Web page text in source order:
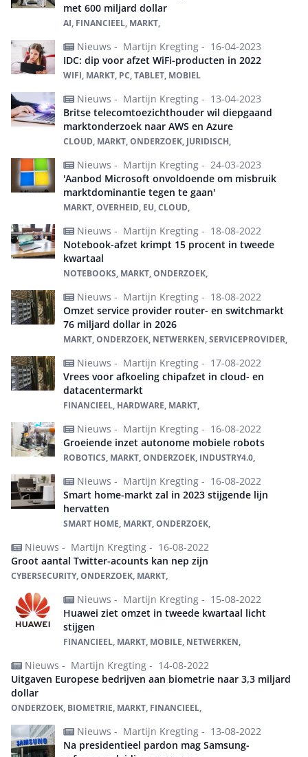
met 600 miljard dollar
AI, FINANCIEEL, MARKT,
Nieuws - Martijn Kregting - 16-04-2023
IDC: dip voor afzet WiFi-producten in 2022
WIFI, MARKT, PC, TABLET, MOBIEL
Nieuws - Martijn Kregting - 13-04-2023
Britse telecomtoezichthouder wil diepgaand
marktonderzoek naar AWS en Azure
CLOUD, MARKT, ONDERZOEK, JURIDISCH,
Nieuws - Martijn Kregting - 24-03-2023
'Aanbod Microsoft onvoldoende om misbruik
marktdominantie tegen te gaan'
MARKT, OVERHEID, EU, CLOUD,
Nieuws - Martijn Kregting - 18-08-2022
Notebook-afzet krimpt 15 procent in tweede
kwartaal
NOTEBOOKS, MARKT, ONDERZOEK,
Nieuws - Martijn Kregting - 18-08-2022
Omzet service provider router- en switchmarkt
76 miljard dollar in 2026
MARKT, ONDERZOEK, NETWERKEN, SERVICEPROVIDER,
Nieuws - Martijn Kregting - 17-08-2022
Vrees voor afkoeling chipafzet in cloud- en
datacentermarkt
FINANCIEEL, HARDWARE, MARKT,
Nieuws - Martijn Kregting - 16-08-2022
Groeiende inzet autonome mobiele robots
ROBOTICS, MARKT, ONDERZOEK, INDUSTRY4.0,
Nieuws - Martijn Kregting - 16-08-2022
Smart home-markt zal in 2023 stijgende lijn
hervatten
SMART HOME, MARKT, ONDERZOEK,
Nieuws - Martijn Kregting - 16-08-2022
Groot aantal Twitter-acounts kan nep zijn
CYBERSECURITY, ONDERZOEK, MARKT,
Nieuws - Martijn Kregting - 15-08-2022
Huawei ziet omzet in tweede kwartaal licht
stijgen
FINANCIEEL, MARKT, MOBILE, NETWERKEN,
Nieuws - Martijn Kregting - 14-08-2022
Uitgaven Europese bedrijven aan biometrie naar 3,3 miljard
dollar
ONDERZOEK, BIOMETRIE, MARKT, FINANCIEEL,
Nieuws - Martijn Kregting - 13-08-2022
Na presidentieel pardon mag Samsung-